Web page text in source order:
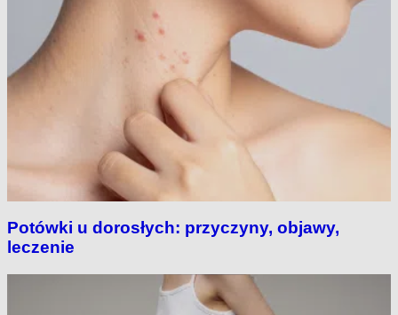
Potówki u dorosłych: przyczyny, objawy,
leczenie